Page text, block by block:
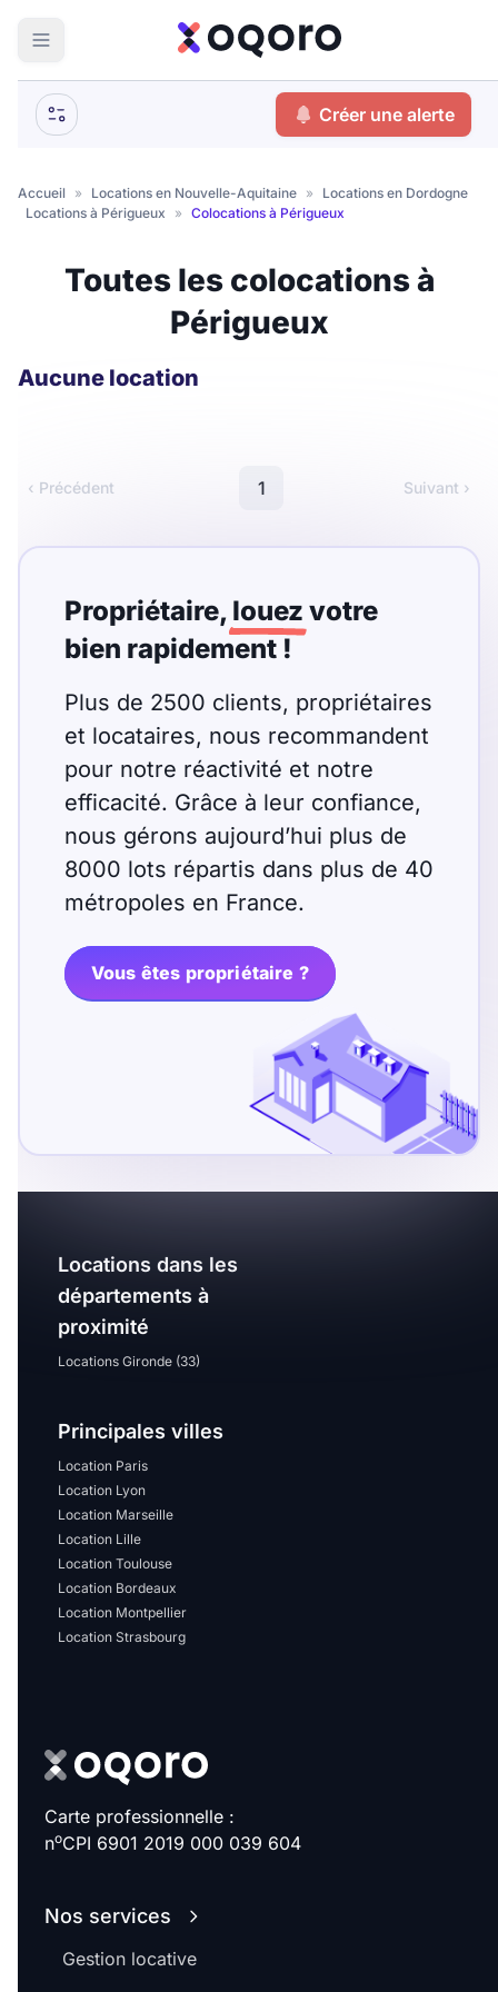
Votre
Que recherchez-vous ?
Logement entier
Coliving
Résidence étudiante
€
Nombre de pièces
Studio T1 T1 bis
T3 T4 T5
T7 T8 T9
T11 T12
T14 T15
Nombre de chambres
disponibles
chambres
Espaces additionnels
Sélectionner...
Équipements des parties
communes
Disponible à partir du
Promotions
Mettre en avant les
recherche
Créer une alerte
Accueil » Locations en Nouvelle-Aquitaine »
Locations en Dordogne
Locations à Périgueux » Colocations à Périgueux
Toutes les colocations à
Périgueux
Aucune location
‹ Précédent 1 Suivant ›
Propriétaire, louez votre
bien rapidement !
Plus de 2500 clients, propriétaires
et locataires, nous recommandent
pour notre réactivité et notre
efficacité. Grâce à leur confiance,
nous gérons aujourd’hui plus de
8000 lots répartis dans plus de 40
métropoles en France.
Vous êtes propriétaire ?
Locations dans les
départements à
proximité
Locations Gironde (33)
Principales villes
Location Paris
Location Lyon
Location Marseille
Location Lille
Location Toulouse
Location Bordeaux
Location Montpellier
Location Strasbourg
Carte professionnelle :
noCPI 6901 2019 000 039 604
Nos services
Gestion locative